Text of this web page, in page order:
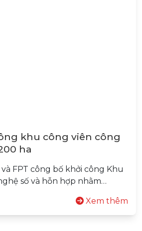
khu công viên công
ha
FPT công bố khởi công Khu
số và hỗn hợp nhằm…
Xem thêm